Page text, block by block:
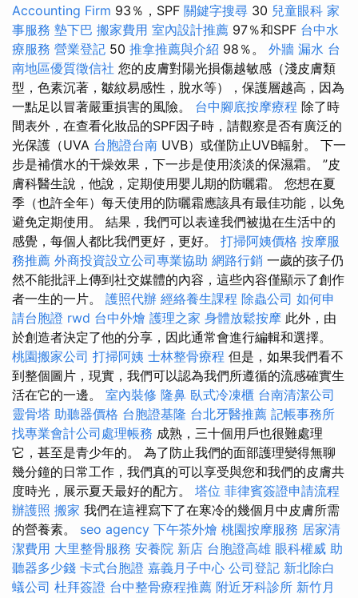
Accounting Firm 93％，SPF 關鍵字搜尋 30 兒童眼科 家
事服務 墊下巴 搬家費用 室內設計推薦 97％和SPF 台中水
療服務 營業登記 50 推拿推薦與介紹 98％。 外牆 漏水 台
南地區優質徵信社 您的皮膚對陽光損傷越敏感（淺皮膚類
型，色素沉著，皺紋易感性，脫水等），保護層越高，因為
一點足以冒著嚴重損害的風險。 台中腳底按摩療程 除了時
間表外，在查看化妝品的SPF因子時，請觀察是否有廣泛的
光保護（UVA 台胞證台南 UVB）或僅防止UVB輻射。 下一
步是補償水的干燥效果，下一步是使用淡淡的保濕霜。 ”皮
膚科醫生說，他說，定期使用嬰儿期的防曬霜。 您想在夏
季（也許全年）每天使用的防曬霜應該具有最佳功能，以免
避免定期使用。 結果，我們可以表達我們被拋在生活中的
感覺，每個人都比我們更好，更好。 打掃阿姨價格 按摩服
務推薦 外商投資設立公司專業協助 網路行銷 一歲的孩子仍
然不能批評上傳到社交媒體的內容，這些內容僅顯示了創作
者一生的一片。 護照代辦 經絡養生課程 除蟲公司 如何申
請台胞證 rwd 台中外燴 護理之家 身體放鬆按摩 此外，由
於創造者決定了他的分享，因此通常會進行編輯和選擇。
桃園搬家公司 打掃阿姨 士林整骨療程 但是，如果我們看不
到整個圖片，現實，我們可以認為我們所遵循的流感確實生
活在它的一邊。 室內裝修 隆鼻 臥式冷凍櫃 台南清潔公司
靈骨塔 助聽器價格 台胞證基隆 台北牙醫推薦 記帳事務所
找專業會計公司處理帳務 成熟，三十個用戶也很難處理
它，甚至是青少年的。 為了防止我們的面部護理變得無聊
幾分鐘的日常工作，我們真的可以享受與您和我們的皮膚共
度時光，展示夏天最好的配方。 塔位 菲律賓簽證申請流程
辦護照 搬家 我們在這裡寫下了在寒冷的幾個月中皮膚所需
的營養素。 seo agency 下午茶外燴 桃園按摩服務 居家清
潔費用 大里整骨服務 安養院 新店 台胞證高雄 眼科權威 助
聽器多少錢 卡式台胞證 嘉義月子中心 公司登記 新北除白
蟻公司 杜拜簽證 台中整骨療程推薦 附近牙科診所 新竹月